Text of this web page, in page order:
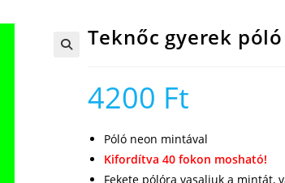
Teknőc gyerek póló
4200 Ft
Póló neon mintával
Kifordítva 40 fokon mosható!
Fekete pólóra vasaljuk a mintát,